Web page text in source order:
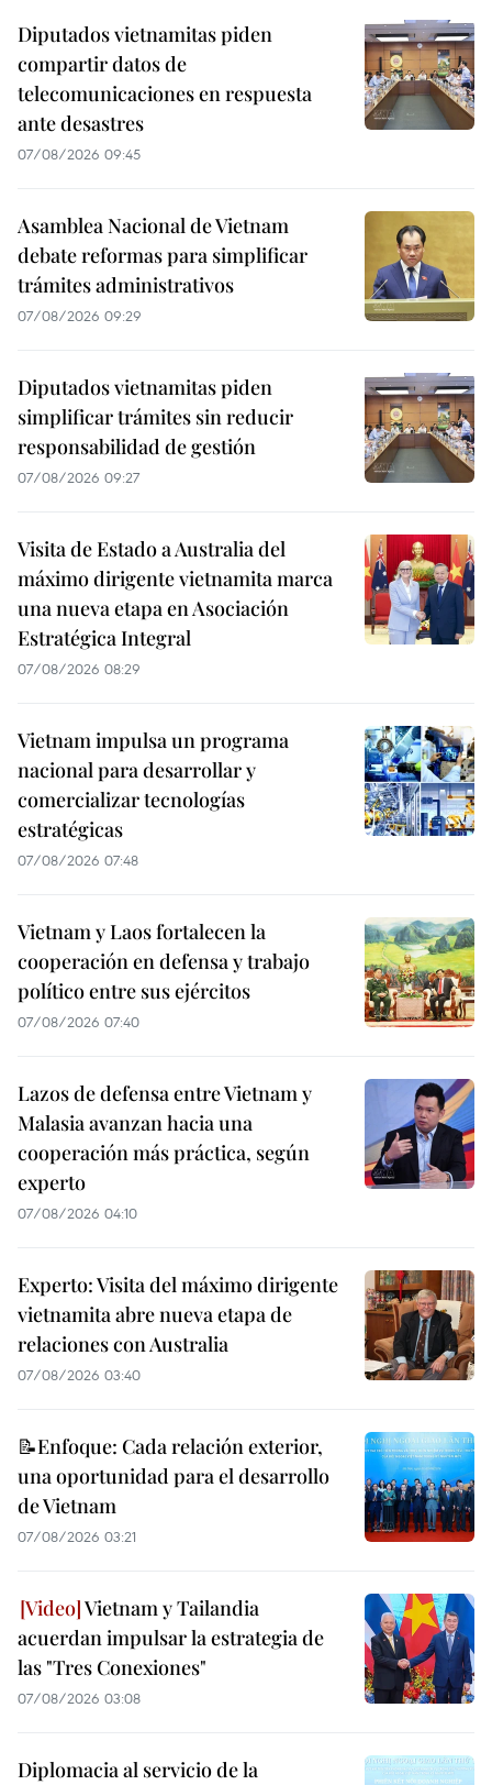
Diputados vietnamitas piden
compartir datos de
telecomunicaciones en respuesta
ante desastres
07/08/2026 09:45
Asamblea Nacional de Vietnam
debate reformas para simplificar
trámites administrativos
07/08/2026 09:29
Diputados vietnamitas piden
simplificar trámites sin reducir
responsabilidad de gestión
07/08/2026 09:27
Visita de Estado a Australia del
máximo dirigente vietnamita marca
una nueva etapa en Asociación
Estratégica Integral
07/08/2026 08:29
Vietnam impulsa un programa
nacional para desarrollar y
comercializar tecnologías
estratégicas
07/08/2026 07:48
Vietnam y Laos fortalecen la
cooperación en defensa y trabajo
político entre sus ejércitos
07/08/2026 07:40
Lazos de defensa entre Vietnam y
Malasia avanzan hacia una
cooperación más práctica, según
experto
07/08/2026 04:10
Experto: Visita del máximo dirigente
vietnamita abre nueva etapa de
relaciones con Australia
07/08/2026 03:40
📝Enfoque: Cada relación exterior,
una oportunidad para el desarrollo
de Vietnam
07/08/2026 03:21
Vietnam y Tailandia
acuerdan impulsar la estrategia de
las "Tres Conexiones"
07/08/2026 03:08
Diplomacia al servicio de la